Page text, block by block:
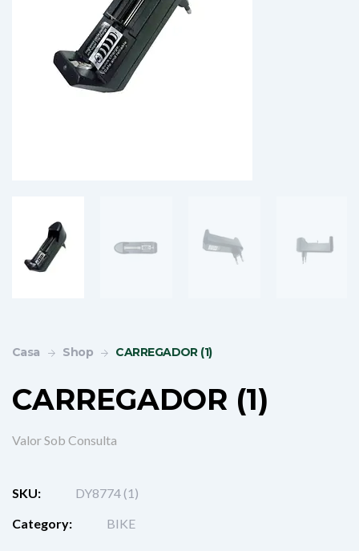
Casa Shop CARREGADOR (1)
CARREGADOR (1)
Valor Sob Consulta
SKU:
DY8774 (1)
Category:
BIKE